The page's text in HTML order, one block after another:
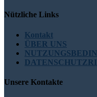
Nützliche Links
Kontakt
ÜBER UNS
Unsere Kontakte